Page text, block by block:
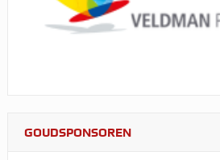
GOUDSPONSOREN